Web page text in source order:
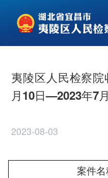
夷陵区人民检察
月10日—2023年7月
2023-08-03
案件